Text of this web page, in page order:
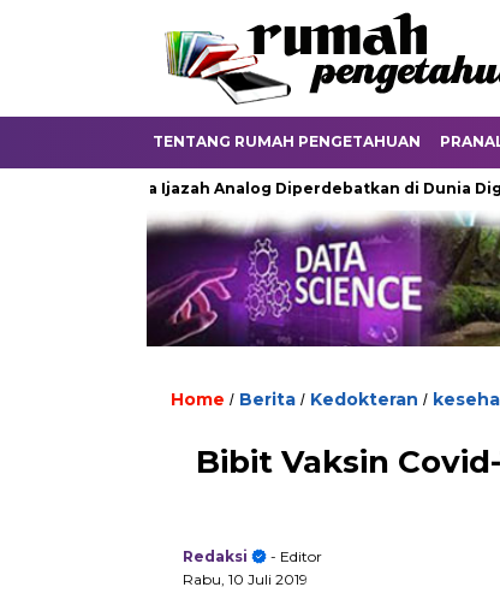
TENTANG RUMAH PENGETAHUAN
Ketika Ijazah Analog Diperdebatkan di Dunia Digital
Home / Berita / Kedokteran /
Bibit Vaksin
Redaksi
- Editor
Rabu, 10 Juli 2019